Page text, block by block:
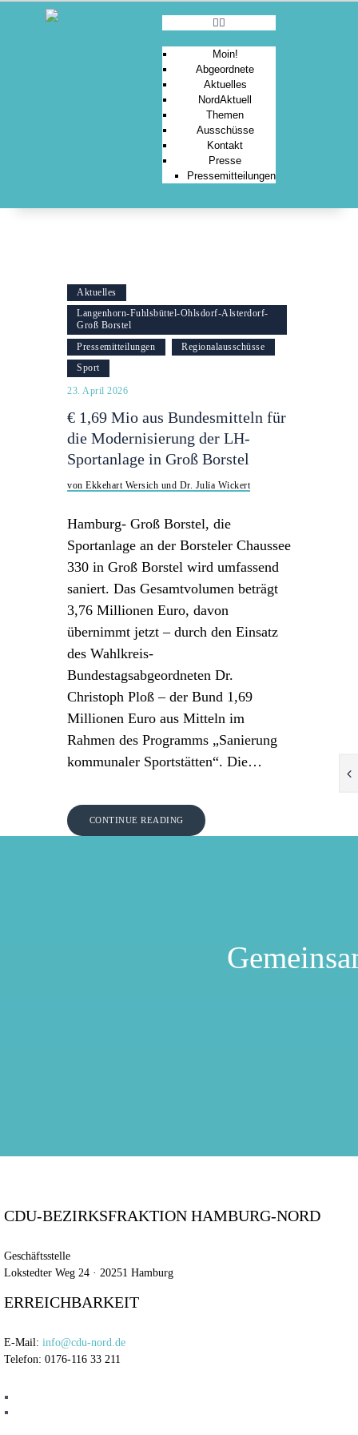
Moin!
Abgeordnete
Aktuelles
NordAktuell
Themen
Ausschüsse
Kontakt
Presse
Pressemitteilungen
Aktuelles
Langenhorn-Fuhlsbüttel-Ohlsdorf-Alsterdorf-
Groß Borstel
Pressemitteilungen
Regionalausschüsse
Sport
23. April 2026
€ 1,69 Mio aus Bundesmitteln für
die Modernisierung der LH-
Sportanlage in Groß Borstel
von Ekkehart Wersich und Dr. Julia Wickert
Hamburg- Groß Borstel, die
Sportanlage an der Borsteler Chaussee
330 in Groß Borstel wird umfassend
saniert. Das Gesamtvolumen beträgt
3,76 Millionen Euro, davon
übernimmt jetzt – durch den Einsatz
des Wahlkreis-
Bundestagsabgeordneten Dr.
Christoph Ploß – der Bund 1,69
Millionen Euro aus Mitteln im
Rahmen des Programms „Sanierung
kommunaler Sportstätten“. Die…
CONTINUE READING
CDU-BEZIRKSFRAKTION HAMBURG-NORD
Geschäftsstelle
Lokstedter Weg 24 · 20251 Hamburg
ERREICHBARKEIT
E-Mail: info@cdu-nord.de
Telefon: 0176-116 33 211